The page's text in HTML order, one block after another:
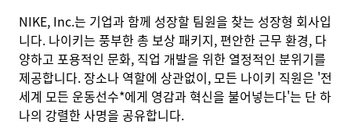
NIKE, Inc.는 기업과 함께 성장할 팀원을 찾는 성장형 회사입
니다. 나이키는 풍부한 총 보상 패키지, 편안한 근무 환경, 다
양하고 포용적인 문화, 직업 개발을 위한 열정적인 분위기를
제공합니다. 장소나 역할에 상관없이, 모든 나이키 직원은 '전
세계 모든 운동선수*에게 영감과 혁신을 불어넣는다'는 단 하
나의 강렬한 사명을 공유합니다.